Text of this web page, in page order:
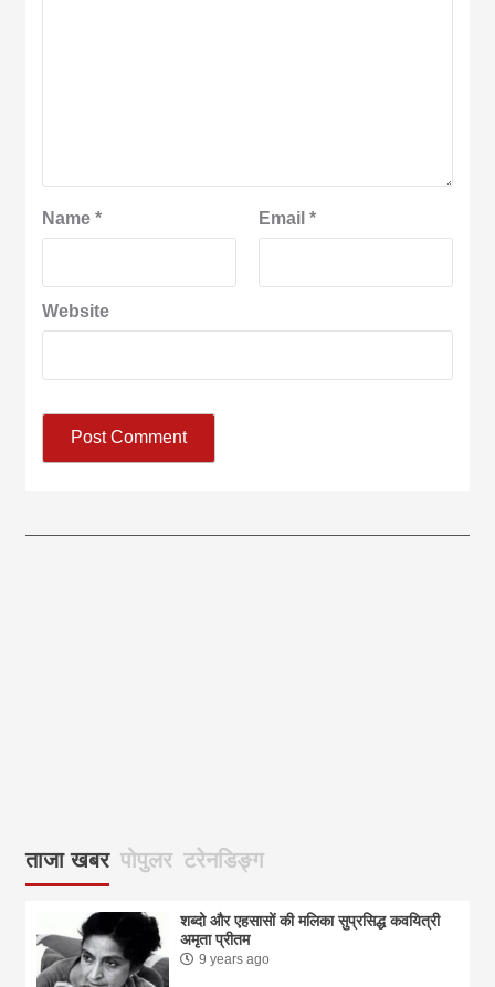
Name* Email *
Website
ताजा खबर पोपुलर टरेनडिङ्ग
शब्दो और एहसासों की मलिका सुप्रसिद्ध कवयित्री
अमृता प्रीतम
9 years ago